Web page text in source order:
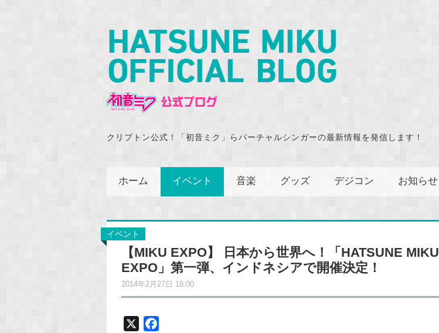
クリプトン公式！「初音ミク」らバーチャルシンガーの最新情報を発信します！
ホーム イベント 音楽 グッズ デジコン お知らせ
イベント
【MIKU EXPO】 日本から世界へ！「HATSUNE MIKU
EXPO」第一弾、インドネシアで開催決定！
2014年2月27日 18:00